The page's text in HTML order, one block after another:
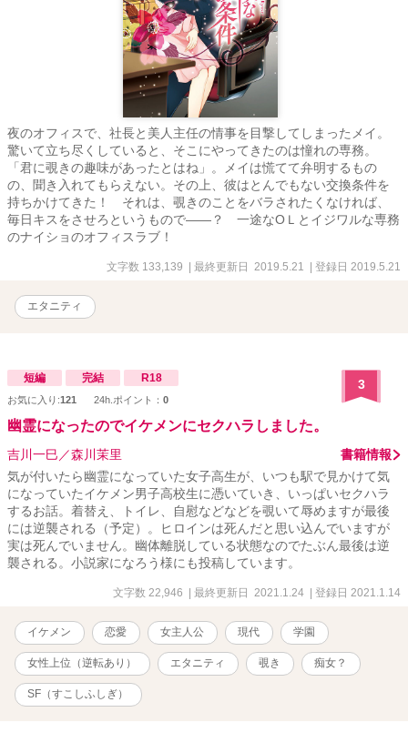
夜のオフィスで、社長と美人主任の情事を目撃してしまったメイ。
驚いて立ち尽くしていると、そこにやってきたのは憧れの専務。
「君に覗きの趣味があったとはね」。メイは慌てて弁明するもの
の、聞き入れてもらえない。その上、彼はとんでもない交換条件を
持ちかけてきた！ それは、覗きのことをバラされたくなければ、
毎日キスをさせろというもので――？ 一途なОＬとイジワルな専務
のナイショのオフィスラブ！
文字数 133,139 | 最終更新日 2019.5.21 | 登録日 2019.5.21
エタニティ
短編 完結 R18
お気に入り:121 24h.ポイント： 0
3
幽霊になったのでイケメンにセクハラしました。
吉川一巳／森川茉里
書籍情報
気が付いたら幽霊になっていた女子高生が、いつも駅で見かけて気
になっていたイケメン男子高校生に憑いていき、いっぱいセクハラ
するお話。着替え、トイレ、自慰などなどを覗いて辱めますが最後
には逆襲される（予定）。ヒロインは死んだと思い込んでいますが
実は死んでいません。幽体離脱している状態なのでたぶん最後は逆
襲される。小説家になろう様にも投稿しています。
文字数 22,946 | 最終更新日 2021.1.24 | 登録日 2021.1.14
イケメン 恋愛 女主人公 現代 学園
女性上位（逆転あり） エタニティ 覗き 痴女？
SF（すこしふしぎ）